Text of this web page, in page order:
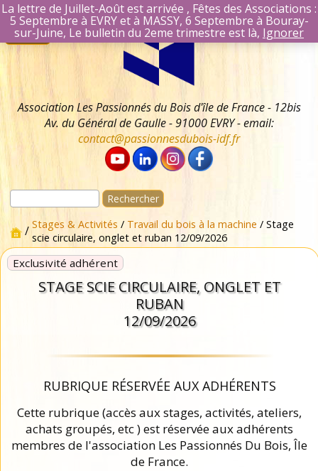
La lettre de Juillet-Août est arrivée , Fêtes des Associations :
5 Septembre à EVRY et à MASSY, 6 Septembre à Bouray-
sur-Juine, Le bulletin du 2eme trimestre est là, Ignorer
Association Les Passionnés du Bois d'île de France - 12bis
Av. du Général de Gaulle - 91000 EVRY - email:
contact@passionnesdubois-idf.fr
Menu
Aller
au
contenu
Se connecter
Rechercher :
/ Stages & Activités / Travail du bois à la machine / Stage
scie circulaire, onglet et ruban 12/09/2026
Exclusivité adhérent
STAGE SCIE CIRCULAIRE, ONGLET ET
RUBAN
12/09/2026
RUBRIQUE RÉSERVÉE AUX ADHÉRENTS
Cette rubrique (accès aux stages, activités, ateliers,
achats groupés, etc ) est réservée aux adhérents
membres de l'association Les Passionnés Du Bois, Île
de France.